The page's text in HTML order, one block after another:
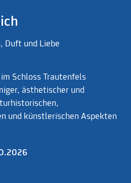
Duft und Liebe
Schloss Trautenfels
ästhetischer und
und künstlerischen Aspekten